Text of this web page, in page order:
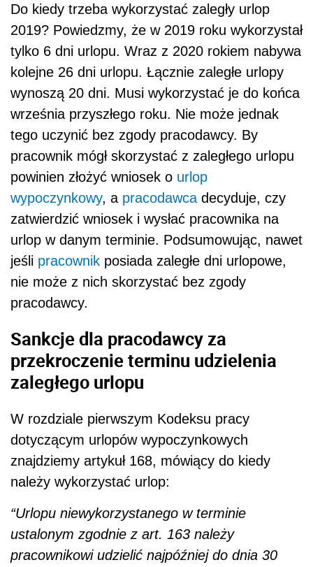
Do kiedy trzeba wykorzystać zaległy urlop
2019? Powiedzmy, że w 2019 roku wykorzystał
tylko 6 dni urlopu. Wraz z 2020 rokiem nabywa
kolejne 26 dni urlopu. Łącznie zaległe urlopy
wynoszą 20 dni. Musi wykorzystać je do końca
września przyszłego roku. Nie może jednak
tego uczynić bez zgody pracodawcy. By
pracownik mógł skorzystać z zaległego urlopu
powinien złożyć wniosek o urlop
wypoczynkowy, a pracodawca decyduje, czy
zatwierdzić wniosek i wysłać pracownika na
urlop w danym terminie. Podsumowując, nawet
jeśli pracownik posiada zaległe dni urlopowe,
nie może z nich skorzystać bez zgody
pracodawcy.
Sankcje dla pracodawcy za
przekroczenie terminu udzielenia
zaległego urlopu
W rozdziale pierwszym Kodeksu pracy
dotyczącym urlopów wypoczynkowych
znajdziemy artykuł 168, mówiący do kiedy
należy wykorzystać urlop:
“Urlopu niewykorzystanego w terminie
ustalonym zgodnie z art. 163 należy
pracownikowi udzielić najpóźniej do dnia 30